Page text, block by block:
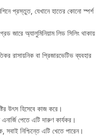
প্রস্তুত, যেখানে হাতের কোনো স্পর্শ
জারে অ্যালুমিনিয়াম লিড সিলিং থাকায়
রাসায়নিক বা প্রিজারভেটিভ ব্যবহার
উৎস হিসেবে কাজ করে।
পেতে এটি দারুণ কার্যকর।
নিশ্চিন্তে এটি খেতে পারেন।